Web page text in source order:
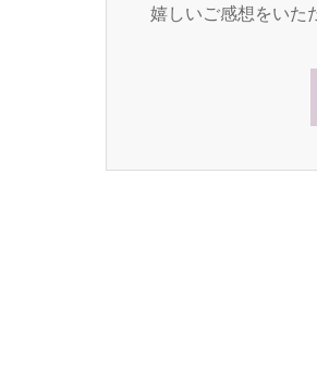
嬉しいご感想をいた